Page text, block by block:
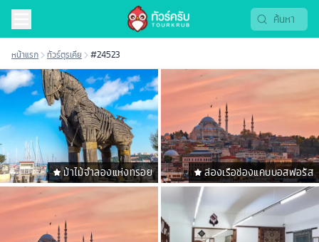
หน้าแรก ทัวร์ตุรเคีย #24523
ม้าไม้จําลองแห่งทรอย ล่องเรือช่องแคบบอสฟอรัส